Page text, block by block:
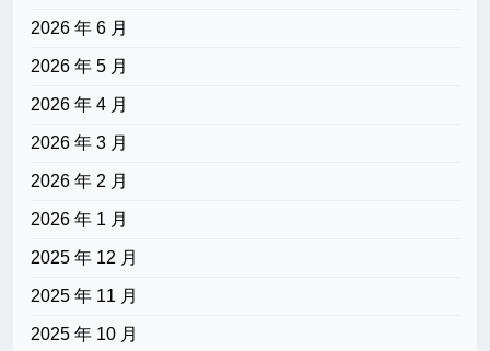
2026 年 6 月
2026 年 5 月
2026 年 4 月
2026 年 3 月
2026 年 2 月
2026 年 1 月
2025 年 12 月
2025 年 11 月
2025 年 10 月